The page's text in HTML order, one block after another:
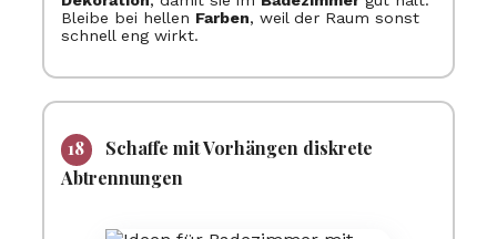
Bleibe bei hellen Farben, weil der Raum sonst
schnell eng wirkt.
Schaffe mit Vorhängen diskrete
Abtrennungen